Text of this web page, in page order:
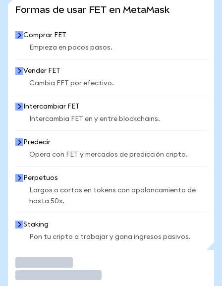
Formas de usar FET en MetaMask
Comprar FET
Empieza en pocos pasos.
Vender FET
Cambia FET por efectivo.
Intercambiar FET
Intercambia FET en y entre blockchains.
Predecir
Opera con FET y mercados de predicción cripto.
Perpetuos
Largos o cortos en tokens con apalancamiento de
hasta 50x.
Staking
Pon tu cripto a trabajar y gana ingresos pasivos.